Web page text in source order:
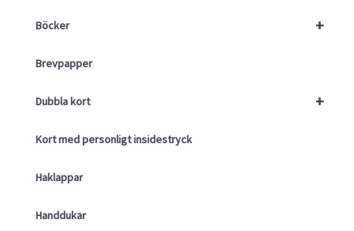
+
Böcker
Brevpapper
+
Dubbla kort
Kort med personligt insidestryck
Haklappar
Handdukar